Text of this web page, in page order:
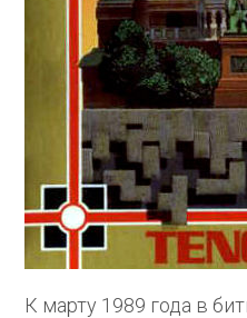
К марту 1989 года в